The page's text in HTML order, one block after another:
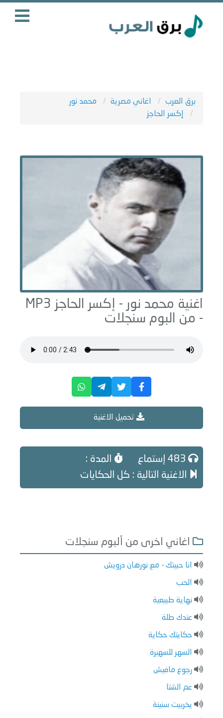
برق العرب اغاني مصرية
محمد نور
إكسر الحاجز
اغنية محمد نور - إكسر الحاجز MP3
- من البوم سنجلات
تحميل الاغنية
المدة :
الاغنية التالية : كل الحكايات
اغاني اخرى من ألبوم سنجلات
انا حبيتك - مع نورهان درويش
الحب
نهاية طبيعية
عندك طلة
حكايتك حكاية
السهر للسهيرة
رجوع مافيش
عم الشتا
يخربيت سنينة